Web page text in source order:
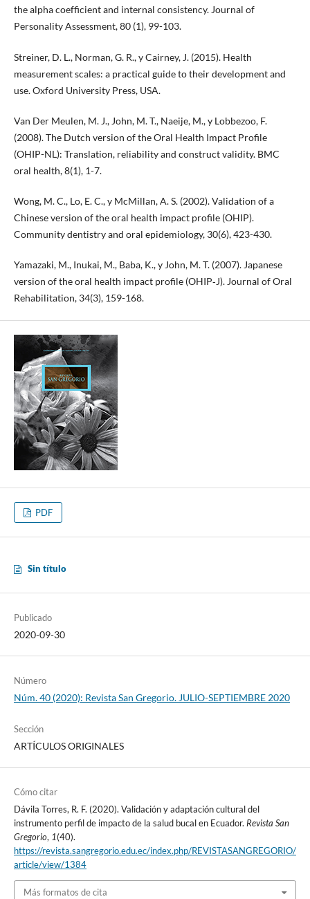
the alpha coefficient and internal consistency. Journal of
Personality Assessment, 80 (1), 99-103.
Streiner, D. L., Norman, G. R., y Cairney, J. (2015). Health
measurement scales: a practical guide to their development and
use. Oxford University Press, USA.
Van Der Meulen, M. J., John, M. T., Naeije, M., y Lobbezoo, F.
(2008). The Dutch version of the Oral Health Impact Profile
(OHIP-NL): Translation, reliability and construct validity. BMC
oral health, 8(1), 1-7.
Wong, M. C., Lo, E. C., y McMillan, A. S. (2002). Validation of a
Chinese version of the oral health impact profile (OHIP).
Community dentistry and oral epidemiology, 30(6), 423-430.
Yamazaki, M., Inukai, M., Baba, K., y John, M. T. (2007). Japanese
version of the oral health impact profile (OHIP‐J). Journal of Oral
Rehabilitation, 34(3), 159-168.
PDF
Sin título
Publicado
2020-09-30
Número
Núm. 40 (2020): Revista San Gregorio. JULIO-SEPTIEMBRE 2020
Sección
ARTÍCULOS ORIGINALES
Cómo citar
Dávila Torres, R. F. (2020). Validación y adaptación cultural del
instrumento perfil de impacto de la salud bucal en Ecuador. Revista San
Gregorio, 1(40).
https://revista.sangregorio.edu.ec/index.php/REVISTASANGREGORIO/
article/view/1384
Más formatos de cita